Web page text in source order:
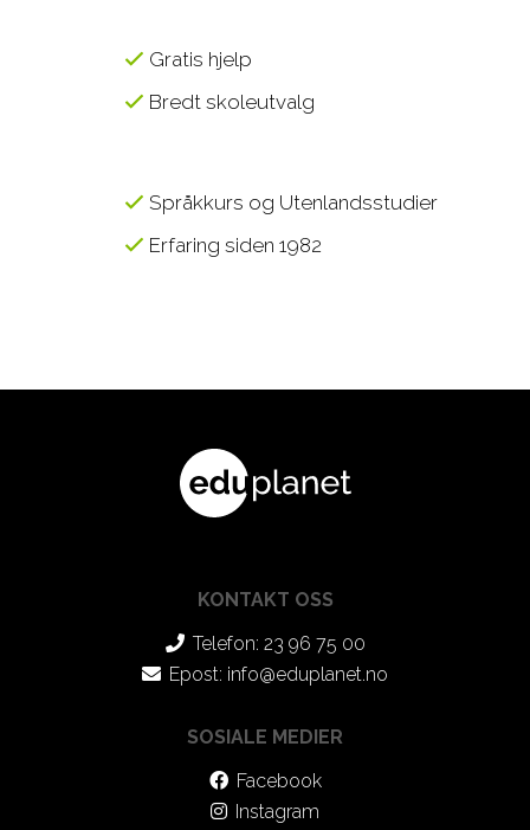
Gratis hjelp
Bredt skoleutvalg
Språkkurs og Utenlandsstudier
Erfaring siden 1982
KONTAKT OSS
Telefon: 23 96 75 00
Epost: info@eduplanet.no
SOSIALE MEDIER
Facebook
Instagram